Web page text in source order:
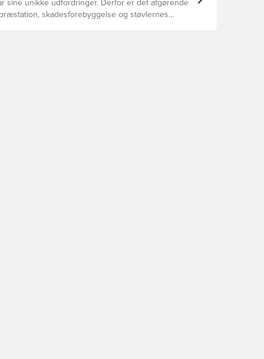
sine unikke udfordringer. Derfor er det afgørende
skadesforebyggelse og støvlernes